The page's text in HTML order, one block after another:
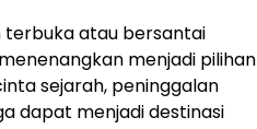
terbuka atau bersantai
menjadi pilihan
sejarah, peninggalan
dapat menjadi destinasi